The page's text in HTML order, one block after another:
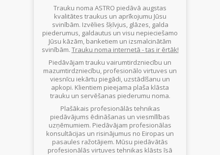
Trauku noma ASTRO piedāvā augstas
kvalitātes traukus un aprīkojumu Jūsu
svinībām. Izvēlies šķīvjus, glāzes, galda
piederumus, galdautus un visu nepieciešamo
Jūsu kāzām, banketiem un izsmalcinātām
svinībām. Trauku noma internetā - tas ir ērtāk!
Piedāvājam trauku vairumtirdzniecību un
mazumtirdzniecību, profesionālo virtuves un
viesnīcu iekārtu piegādi, uzstādīšanu un
apkopi. Klientiem pieejama plaša klāsta
trauku un servēšanas piederumu noma.
Plašākais profesionālās tehnikas
piedāvājums ēdināšanas un viesmīlības
uzņēmumiem. Piedāvājam profesionālas
konsultācijas un risinājumus no Eiropas un
pasaules ražotājiem. Mūsu piedāvātās
profesionālās virtuves tehnikas klāsts īsā